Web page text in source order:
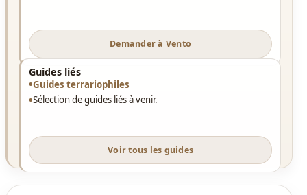
Demander à Vento
Guides liés
Guides terrariophiles
Sélection de guides liés à venir.
Voir tous les guides